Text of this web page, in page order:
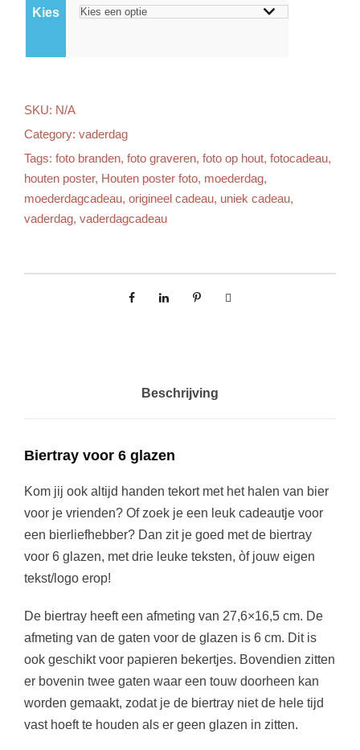
k
s
:
.
9
5
t
t
€
1
Kies
SKU: N/A
Category: vaderdag
Tags: foto branden, foto graveren, foto op hout, fotocadeau,
houten poster, Houten poster foto, moederdag,
moederdagcadeau, origineel cadeau, uniek cadeau,
vaderdag, vaderdagcadeau
Beschrijving
Biertray voor 6 glazen
Kom jij ook altijd handen tekort met het halen van bier
voor je vrienden? Of zoek je een leuk cadeautje voor
een bierliefhebber? Dan zit je goed met de biertray
voor 6 glazen, met drie leuke teksten, òf jouw eigen
tekst/logo erop!
De biertray heeft een afmeting van 27,6×16,5 cm. De
afmeting van de gaten voor de glazen is 6 cm. Dit is
ook geschikt voor papieren bekertjes. Bovendien zitten
er bovenin twee gaten waar een touw doorheen kan
worden gemaakt, zodat je de biertray niet de hele tijd
vast hoeft te houden als er geen glazen in zitten.